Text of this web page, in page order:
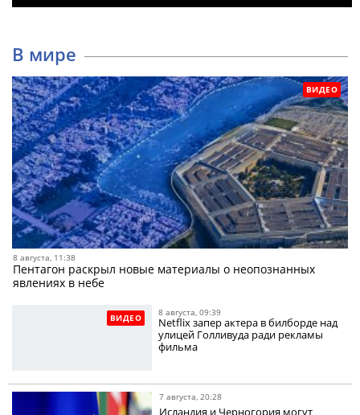
В мире
ВИДЕО
8 августа, 11:38
Пентагон раскрыл новые материалы о неопознанных
явлениях в небе
ВИДЕО 8 августа, 09:39
Netflix запер актера в билборде над
улицей Голливуда ради рекламы
фильма
7 августа, 20:28
Исландия и Черногория могут